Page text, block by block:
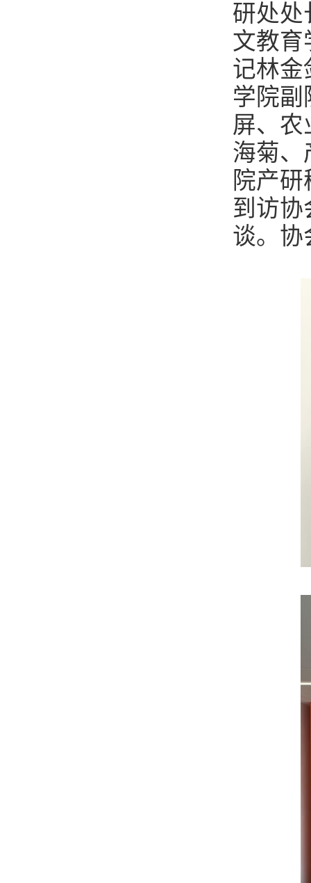
研处处
文教育
记林金
学院副
屏、农
海菊、
院产
到访协
谈。协